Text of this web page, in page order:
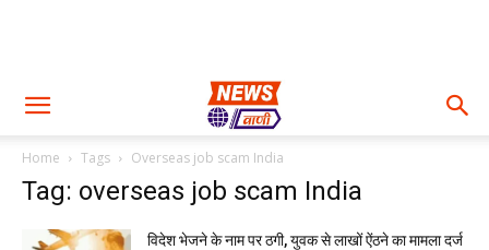
Home Tags Overseas job scam India
Tag: overseas job scam India
विदेश भेजने के नाम पर ठगी, युवक से लाखों ऐंठने का मामला दर्ज